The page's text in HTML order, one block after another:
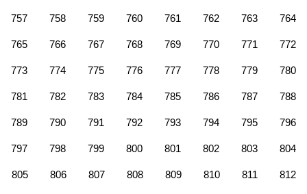
757 758 759 760 761 762 763 764
765 766 767 768 769 770 771 772
773 774 775 776 777 778 779 780
781 782 783 784 785 786 787 788
789 790 791 792 793 794 795 796
797 798 799 800 801 802 803 804
805 806 807 808 809 810 811 812